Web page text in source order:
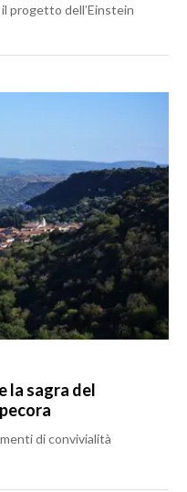
progetto dell’Einstein
la sagra del
di convivialità